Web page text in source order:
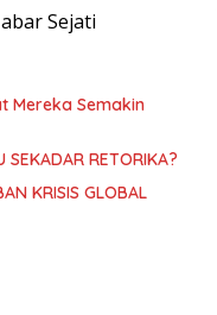
Sejati
Mereka Semakin
SEKADAR RETORIKA?
KRISIS GLOBAL